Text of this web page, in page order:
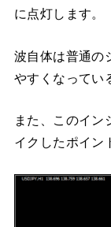
に点灯します。
波自体は普通の
やすくなってい
また、このイン
イクしたポイン